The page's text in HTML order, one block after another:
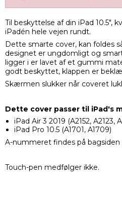
Til beskyttelse af din iPad 10.5",
iPadén hele vejen rundt.
Dette smarte cover, kan foldes
designet er ungdomligt og
ligger i er lavet af et gummi
godt beskyttet, klappen er
Skærmen slukker når coveret
Dette cover passer til iPad's
iPad Air 3 2019 (A2152, A2123,
iPad Pro 10.5 (A1701, A1709)
A-nummeret findes på bagsiden
Touch-pen medfølger ikke.